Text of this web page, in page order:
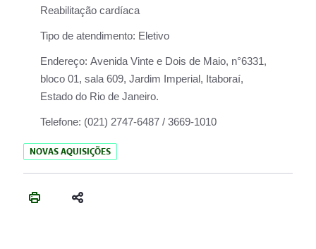
Reabilitação cardíaca
Tipo de atendimento: Eletivo
Endereço: Avenida Vinte e Dois de Maio, n°6331,
bloco 01, sala 609, Jardim Imperial, Itaboraí,
Estado do Rio de Janeiro.
Telefone: (021) 2747-6487 / 3669-1010
NOVAS AQUISIÇÕES